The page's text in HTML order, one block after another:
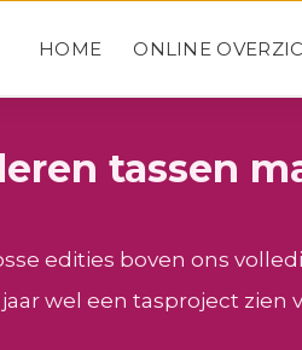
HOME ONLINE
tassen
edities boven ons
wel een tasproject zien